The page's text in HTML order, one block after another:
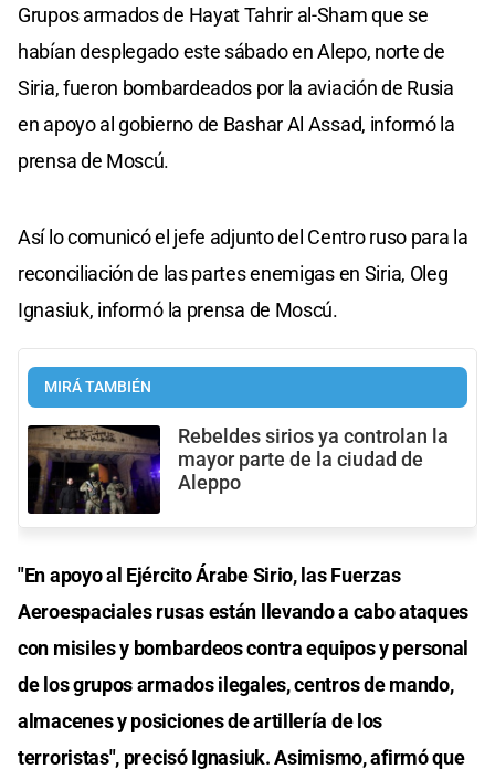
Grupos armados de Hayat Tahrir al-Sham que se
habían desplegado este sábado en Alepo, norte de
Siria, fueron bombardeados por la aviación de Rusia
en apoyo al gobierno de Bashar Al Assad, informó la
prensa de Moscú.
Así lo comunicó el jefe adjunto del Centro ruso para la
reconciliación de las partes enemigas en Siria, Oleg
Ignasiuk, informó la prensa de Moscú.
MIRÁ TAMBIÉN
Rebeldes sirios ya controlan la
mayor parte de la ciudad de
Aleppo
"En apoyo al Ejército Árabe Sirio, las Fuerzas
Aeroespaciales rusas están llevando a cabo ataques
con misiles y bombardeos contra equipos y personal
de los grupos armados ilegales, centros de mando,
almacenes y posiciones de artillería de los
terroristas", precisó Ignasiuk. Asimismo, afirmó que